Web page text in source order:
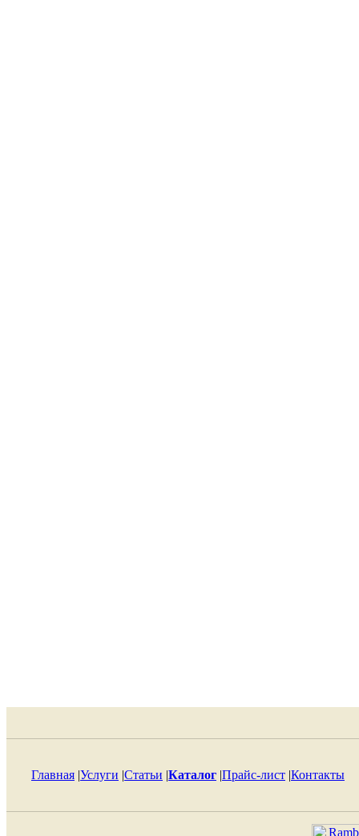
Главная |Услуги |Статьи |Каталог |Прайс-лист |Контакты